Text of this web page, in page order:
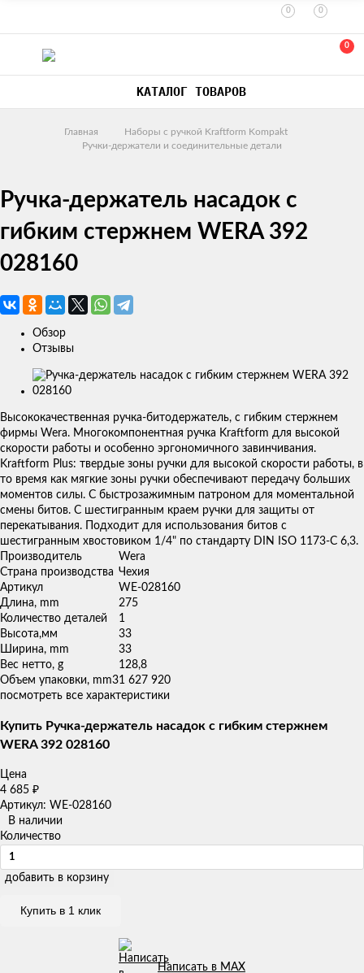
0 0
0
КАТАЛОГ ТОВАРОВ
Главная
Наборы с ручкой Kraftform Kompakt
Ручки-держатели и соединительные детали
Ручка-держатель насадок с
гибким стержнем WERA 392
028160
Обзор
Отзывы
Изображения
Высококачественная ручка-битодержатель, с гибким стержнем
фирмы Wera. Многокомпонентная ручка Kraftform для высокой
скорости работы и особенно эргономичного завинчивания.
Kraftform Plus: твердые зоны ручки для высокой скорости работы, в
то время как мягкие зоны ручки обеспечивают передачу больших
моментов силы. С быстрозажимным патроном для моментальной
смены битов. С шестигранным краем ручки для защиты от
перекатывания. Подходит для использования битов с
шестигранным хвостовиком 1/4" по стандарту DIN ISO 1173-C 6,3.
Производитель
Wera
Страна производства Чехия
Артикул
WE-028160
Длина, mm
275
Количество деталей
1
Высота,мм
33
Ширина, mm
33
Вес нетто, g
128,8
Объем упаковки, mm31 627 920
посмотреть все характеристики
Купить Ручка-держатель насадок с гибким стержнем
WERA 392 028160
Цена
4 685 ₽
Артикул: WE-028160
В наличии
Количество
добавить в корзину
Купить в 1 клик
Написать в MAX